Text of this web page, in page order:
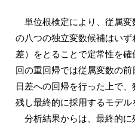
単位根検定により、従属変
の八つの独立変数候補はい
差）をとることで定常性を
回の重回帰では従属変数の
日差への回帰を行った上で
残し最終的に採用するモデル
分析結果からは、最終的に